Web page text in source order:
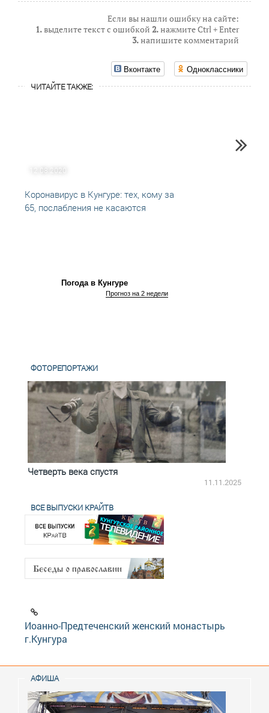
Если вы нашли ошибку на сайте:
1.выделите текст с ошибкой 2.нажмите Ctrl + Enter
3.напишите комментарий
Вконтакте Одноклассники
ЧИТАЙТЕ ТАКЖЕ:
12.08.2020
Коронавирус в Кунгуре: тех, кому за
65, послабления не касаются
Погода в Кунгуре
Прогноз на 2 недели
ФОТОРЕПОРТАЖИ
Четверть века спустя
11.11.2025
ВСЕ ВЫПУСКИ КРАЙТВ
Иоанно-Предтеченский женский монастырь
г.Кунгура
АФИША